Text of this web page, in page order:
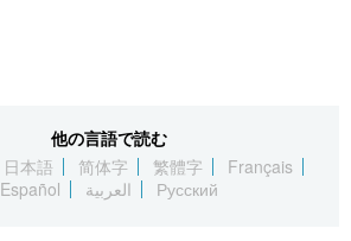
Русский
他の言語で読む
日本語 简体字 繁體字
Français
Español
العربية Русский